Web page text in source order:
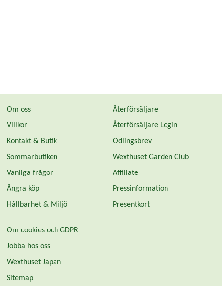
Om oss
Villkor
Kontakt & Butik
Sommarbutiken
Vanliga frågor
Ångra köp
Hållbarhet & Miljö
Återförsäljare
Återförsäljare Login
Odlingsbrev
Wexthuset Garden Club
Affiliate
Pressinformation
Presentkort
Om cookies och GDPR
Jobba hos oss
Wexthuset Japan
Sitemap